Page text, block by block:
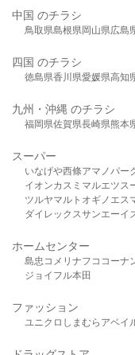
中国 のチラシ
鳥取県島根県岡山県広島
四国 のチラシ
徳島県香川県愛媛県高知
九州・沖縄 のチラシ
福岡県佐賀県長崎県熊本
スーパー
いなげや西條アマノパー
イオンカスミ マルエツス
ツルヤマルト オギノ エス
ダイレックスサンエーイ
ホームセンター
島忠 コメリ ナフコ コーナ
ジョイフル本田
ファッション
ユニクロ しまむら アベイ